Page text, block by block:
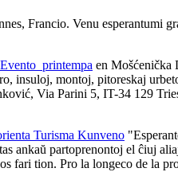
Francio. Venu esperantumi
printempa en Mošćenička
insuloj, montoj, pitoreskaj
Via Parini 5, IT-34 129
Turisma Kunveno
ankaŭ partoprenontoj el ĉiuj
fari tion. Pro la longeco de la